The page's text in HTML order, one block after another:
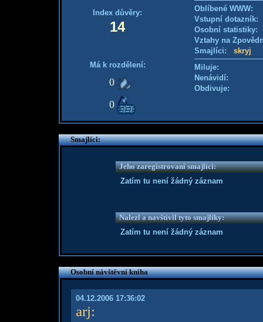
Index důvěry:
14
Má k rozdělení:
0
0
Oblíbené WWW:
Vstupní
Osobní
Vztahy na
Smajlíci: skryj
Miluje:
Nenávidí:
Obdivuje:
Smajlíci:
Jeho zaregistrovaní smajlíci:
Zatím tu není žádný záznam
Nalezl a navštívil tyto smajlíky:
Zatím tu není žádný záznam
Osobní návštěvní kniha
04.12.2006 17:36:02
arj: